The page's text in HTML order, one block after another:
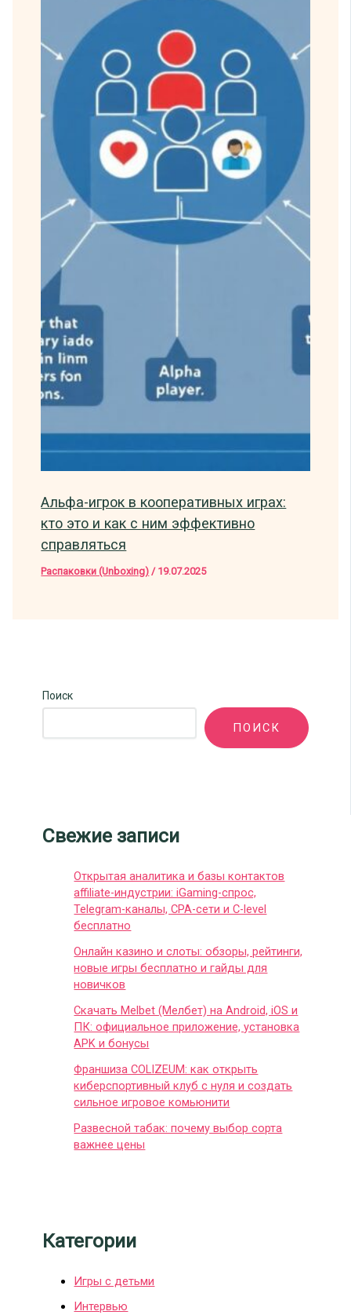
Альфа-игрок в кооперативных играх:
кто это и как с ним эффективно
справляться
Распаковки (Unboxing) / 19.07.2025
Поиск
ПОИСК
Свежие записи
Открытая аналитика и базы контактов
affiliate-индустрии: iGaming-спрос,
Telegram-каналы, CPA-сети и C-level
бесплатно
Онлайн казино и слоты: обзоры, рейтинги,
новые игры бесплатно и гайды для
новичков
Скачать Melbet (Мелбет) на Android, iOS и
ПК: официальное приложение, установка
APK и бонусы
Франшиза COLIZEUM: как открыть
киберспортивный клуб с нуля и создать
сильное игровое комьюнити
Развесной табак: почему выбор сорта
важнее цены
Категории
Игры с детьми
Интервью